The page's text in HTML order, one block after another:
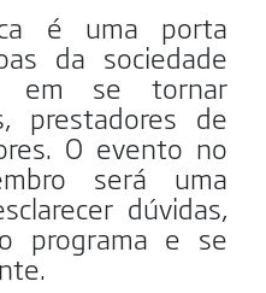
é uma porta
da sociedade
em se tornar
prestadores de
O evento no
será uma
dúvidas,
programa e se